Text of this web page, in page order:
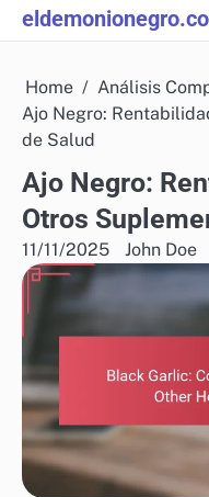
Skip
to
Home
Análisis
Ajo Negro:
de Salud
Ajo Negro:
Otros
11/11/2025 John Doe